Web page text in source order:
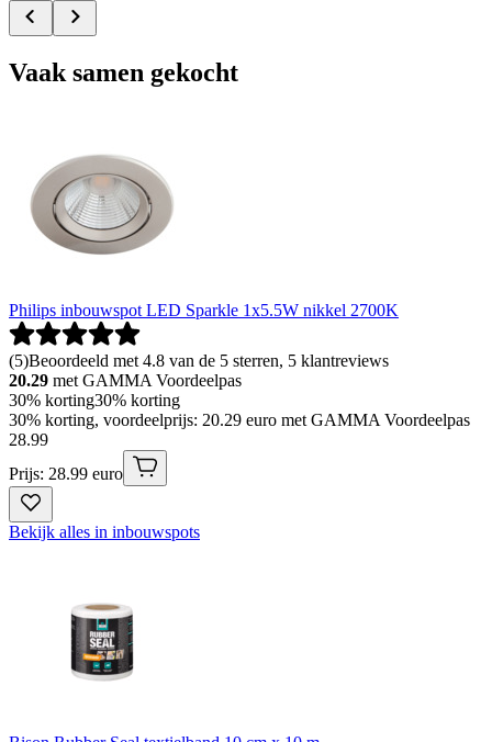
Vaak samen gekocht
Philips inbouwspot LED Sparkle 1x5.5W nikkel 2700K
(5)Beoordeeld met 4.8 van de 5 sterren, 5 klantreviews
20.29 met GAMMA Voordeelpas
30% korting30% korting
30% korting, voordeelprijs: 20.29 euro met GAMMA Voordeelpas
28.99
Prijs: 28.99 euro
Bekijk alles in inbouwspots